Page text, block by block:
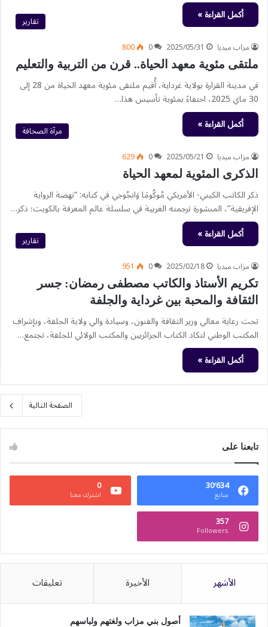
أكمل القراءة » تقارير
مزاب ميديا 2025/05/31
0
800
ملتقى مئوية معهد الحياة.. قرن من التربية والتعليم
في مدينة القرارة بولاية غرداية، أُقيم ملتقى مئوية معهد الحياة من 28 إلى
30 ماي 2025، احتفاءً بمئوية تأسيس هذا…
أكمل القراءة »
مرآة الصحافة
مزاب ميديا 2025/05/21
0
629
الذكرى المئوية لمعهد الحياة
ذكر الكاتب الكيني- الأمريكي مُوكُومَا وَانجُوجي في كتابه: “نهضة الرواية
الإفريقية”، المنشورة ترجمته العربية في سلسلة عالم المعرفة بالكويت؛ ذكر…
أكمل القراءة »
تقارير
مزاب ميديا 2025/02/18
0
951
تكريم الأستاذ والكاتب مصطفى رمضان: جسر
الثقافة والمحبة بين غرداية والجلفة
تحت رعاية معالي وزير الثقافة والفنون، وسيادة والي ولاية الجلفة، وبإشراف
المكتب الوطني لتكاد الكتاب الجزائريين والمكتب الولائي للجلفة، تجتمع…
أكمل القراءة »
الصفحة التالية
تابعنا على
30٬634
متابع
0
اشترك معنا
357
Followers
الأشهر الأخيرة تعليقات
أصول بني مزاب ولغتهم ولباسهم